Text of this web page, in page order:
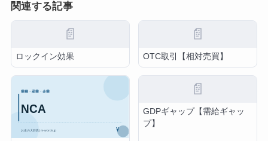
関連する記事
📄
ロックイン効果
📄
OTC取引【相対売買】
📄
GDPギャップ【需給ギャッ
プ】